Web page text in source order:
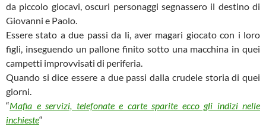
da piccolo giocavi, oscuri personaggi segnassero il destino di
Giovanni e Paolo.
Essere stato a due passi da li, aver magari giocato con i loro
figli, inseguendo un pallone finito sotto una macchina in quei
campetti improvvisati di periferia.
Quando si dice essere a due passi dalla crudele storia di quei
giorni.
“Mafia e servizi, telefonate e carte sparite ecco gli indizi nelle
inchieste“